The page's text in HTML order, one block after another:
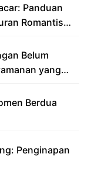
Panduan
Romantis
Belum
yang
Berdua
Penginapan